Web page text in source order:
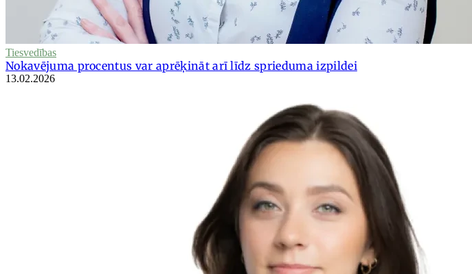
Tiesvedības
Nokavējuma procentus var aprēķināt arī līdz sprieduma izpildei
13.02.2026